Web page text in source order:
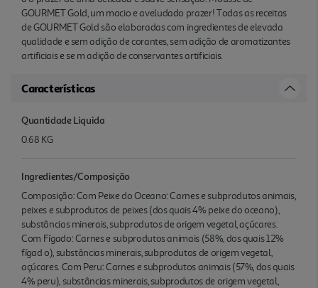
GOURMET Gold, um macio e aveludado prazer! Todas as receitas
de GOURMET Gold são elaboradas com ingredientes de elevada
qualidade e sem adição de corantes, sem adição de aromatizantes
artificiais e se m adição de conservantes artificiais.
Características
Quantidade Liquida
0.68 KG
Ingredientes/Composição
Composição: Com Peixe do Oceano: Carnes e subprodutos animais,
peixes e subprodutos de peixes (dos quais 4% peixe do oceano),
substâncias minerais, subprodutos de origem vegetal, açúcares.
Com Fígado: Carnes e subprodutos animais (58%, dos quais 12%
fígad o), substâncias minerais, subprodutos de origem vegetal,
açúcares. Com Peru: Carnes e subprodutos animais (57%, dos quais
4% peru), substâncias minerais, subprodutos de origem vegetal,